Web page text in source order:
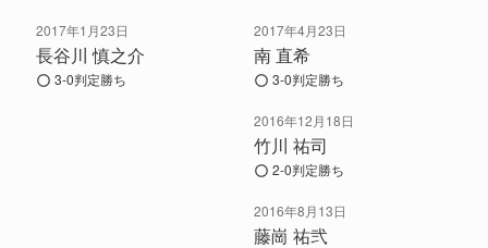
2017年1月23日
長谷川 慎之介
3-0判定勝ち
2017年4月23日
南 直希
3-0判定勝ち
2016年12月18日
竹川 祐司
2-0判定勝ち
2016年8月13日
藤崗 祐弐